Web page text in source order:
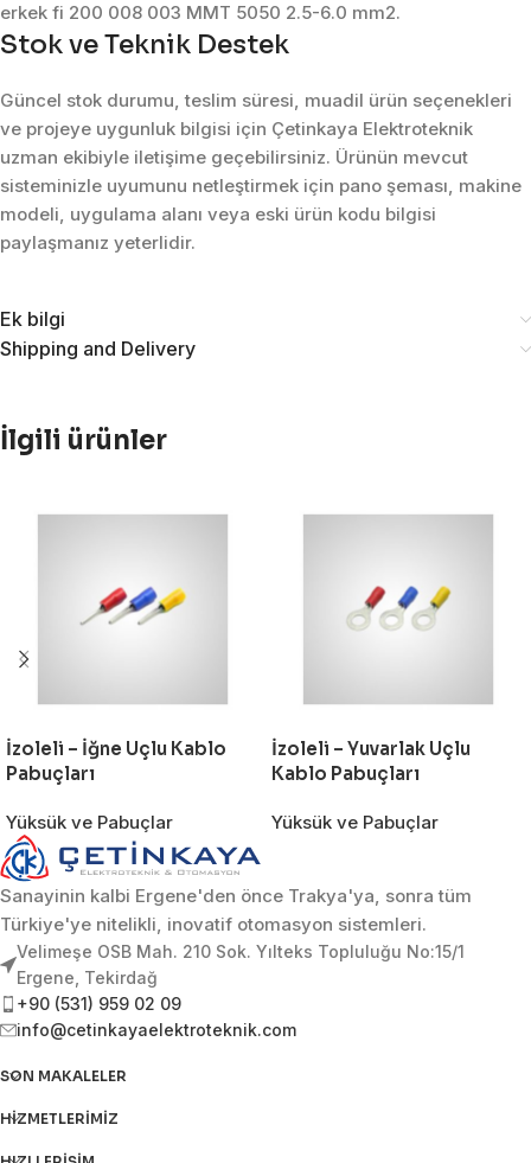
erkek fi 200 008 003 MMT 5050 2.5-6.0 mm2.
Stok ve Teknik Destek
Güncel stok durumu, teslim süresi, muadil ürün seçenekleri
ve projeye uygunluk bilgisi için Çetinkaya Elektroteknik
uzman ekibiyle iletişime geçebilirsiniz. Ürünün mevcut
sisteminizle uyumunu netleştirmek için pano şeması, makine
modeli, uygulama alanı veya eski ürün kodu bilgisi
paylaşmanız yeterlidir.
Ek bilgi
Shipping and Delivery
İlgili ürünler
İzoleli – İğne Uçlu Kablo
Pabuçları
Yüksük ve Pabuçlar
İzoleli – Yuvarlak Uçlu
Kablo Pabuçları
Yüksük ve Pabuçlar
Sanayinin kalbi Ergene'den önce Trakya'ya, sonra tüm
Türkiye'ye nitelikli, inovatif otomasyon sistemleri.
Velimeşe OSB Mah. 210 Sok. Yılteks Topluluğu No:15/1
Ergene, Tekirdağ
+90 (531) 959 02 09
info@cetinkayaelektroteknik.com
SON MAKALELER
HIZMETLERIMIZ